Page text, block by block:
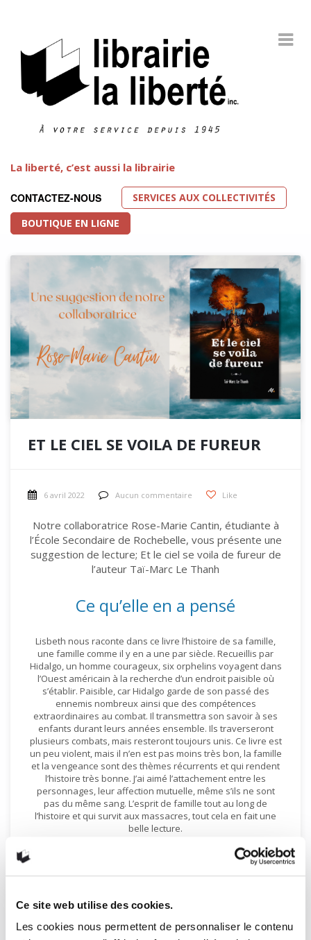
Ce site web utilise des cookies.
Les cookies nous permettent de personnaliser le contenu
La liberté, c’est aussi la librairie
CONTACTEZ-NOUS
SERVICES AUX COLLECTIVITÉS
BOUTIQUE EN LIGNE
ET LE CIEL SE VOILA DE FUREUR
6 avril 2022 Aucun commentaire Like
Notre collaboratrice Rose-Marie Cantin, étudiante à
l’École Secondaire de Rochebelle, vous présente une
suggestion de lecture; Et le ciel se voila de fureur de
l’auteur Taï-Marc Le Thanh
Ce qu’elle en a pensé
Lisbeth nous raconte dans ce livre l’histoire de sa famille,
une famille comme il y en a une par siècle. Recueillis par
Hidalgo, un homme courageux, six orphelins voyagent dans
l’Ouest américain à la recherche d’un endroit paisible où
s’établir. Paisible, car Hidalgo garde de son passé des
ennemis nombreux ainsi que des compétences
extraordinaires au combat. Il transmettra son savoir à ses
enfants durant leurs années ensemble. Ils traverseront
plusieurs combats, mais resteront toujours unis. Ce livre est
un peu violent, mais il n’en est pas moins très bon, la famille
et la vengeance sont des thèmes récurrents et qui rendent
l’histoire très bonne. J’ai aimé l’attachement entre les
personnages, leur affection mutuelle, même s’ils ne sont
pas du même sang. L’esprit de famille tout au long de
l’histoire et qui survit aux massacres, tout cela en fait une
belle lecture.
Avis,Romans,Suggestions de lecture
Et le ciel se voila de fureur
famille